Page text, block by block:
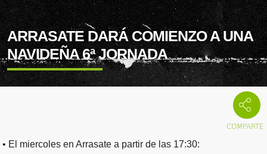
ARRASATE DARÁ COMIENZO A UNA
NAVIDEÑA 6ª JORNADA
• El miercoles en Arrasate a partir de las 17:30: